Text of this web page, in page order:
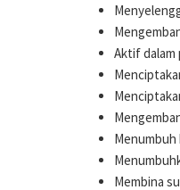
Aktif dalam
Menumbuh
Membina